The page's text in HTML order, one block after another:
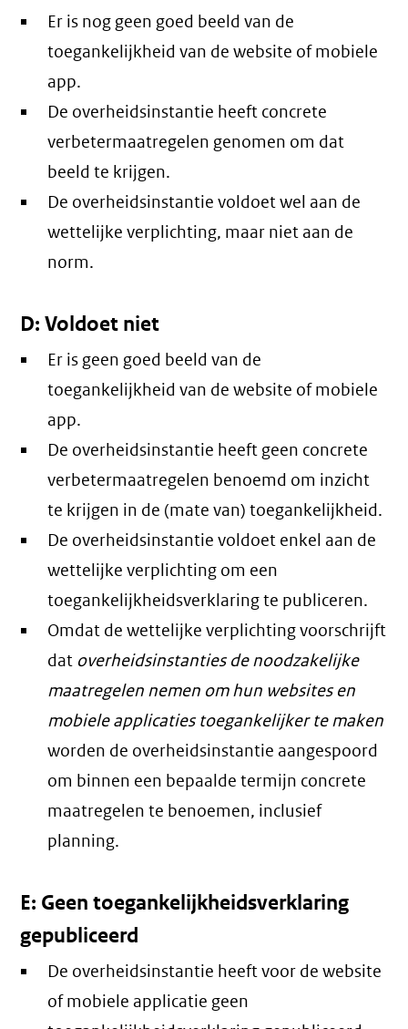
Er is nog geen goed beeld van de
toegankelijkheid van de website of mobiele
app.
De overheidsinstantie heeft concrete
verbetermaatregelen genomen om dat
beeld te krijgen.
De overheidsinstantie voldoet wel aan de
wettelijke verplichting, maar niet aan de
norm.
D: Voldoet niet
Er is geen goed beeld van de
toegankelijkheid van de website of mobiele
app.
De overheidsinstantie heeft geen concrete
verbetermaatregelen benoemd om inzicht
te krijgen in de (mate van) toegankelijkheid.
De overheidsinstantie voldoet enkel aan de
wettelijke verplichting om een
toegankelijkheidsverklaring te publiceren.
Omdat de wettelijke verplichting voorschrijft
dat overheidsinstanties de noodzakelijke
maatregelen nemen om hun websites en
mobiele applicaties toegankelijker te maken
worden de overheidsinstantie aangespoord
om binnen een bepaalde termijn concrete
maatregelen te benoemen, inclusief
planning.
E: Geen toegankelijkheidsverklaring
gepubliceerd
De overheidsinstantie heeft voor de website
of mobiele applicatie geen